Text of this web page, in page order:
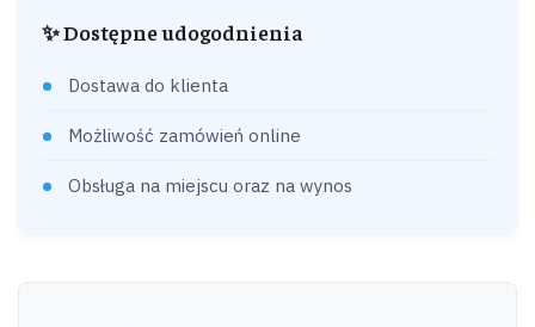
✨ Dostępne udogodnienia
Dostawa do klienta
Możliwość zamówień online
Obsługa na miejscu oraz na wynos